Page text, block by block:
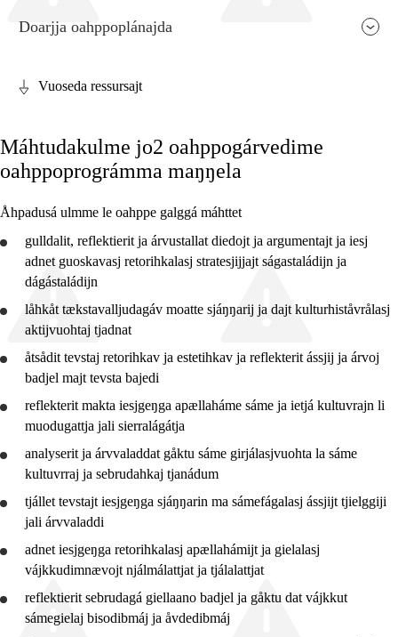
Guovdásj elementa
Fágajgasskasasj tiemá
Vuodotjehpudagá
2. jahkedáse
4. jahkedáse
7. jahkedáse
10. jahkedáse
Jo2 VO
Jo1 OO
Jo2 OO
Jo3 OO
Doarjja oahppoplánajda
Vuoseda ressursajt
Máhtudakulme jo2 oahppogárvedime
oahppoprográmma maŋŋela
Åhpadusá ulmme le oahppe galggá máhttet
gulldalit, reflektierit ja árvustallat diedojt ja argumentajt ja iesj
adnet guoskavasj retorihkalasj stratesjijjajt ságastaládijn ja
dágástaládijn
låhkåt tækstavalljudagáv moatte sjáŋŋarij ja dajt kulturhiståvrålasj
aktijvuohtaj tjadnat
åtsådit tevstaj retorihkav ja estetihkav ja reflekterit ássjij ja árvoj
badjel majt tevsta bajedi
reflekterit makta iesjgeŋga apællaháme sáme ja ietjá kultuvrajn li
muodugattja jali sierralágátja
analyserit ja árvvaladdat gåktu sáme girjálasjvuohta la sáme
kultuvrraj ja sebrudahkaj tjanádum
tjállet tevstajt iesjgeŋga sjáŋŋarin ma sámefágalasj ássjijt tjielggiji
jali árvvaladdi
adnet iesjgeŋga retorihkalasj apællahámijt ja gielalasj
vájkkudimnævojt njálmálattjat ja tjálalattjat
reflektierit sebrudagá giellaano badjel ja gåktu dat vájkkut
sámegielaj bisodibmáj ja åvdedibmáj